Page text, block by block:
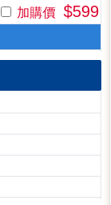
加購價 $599